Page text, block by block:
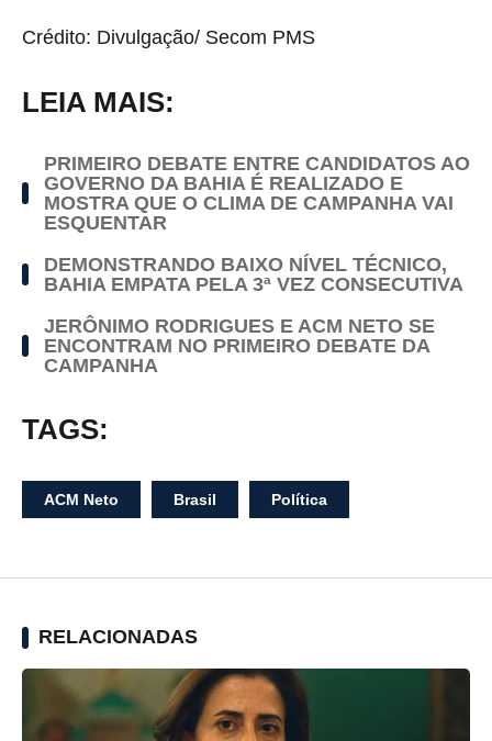
Crédito: Divulgação/ Secom PMS
LEIA MAIS:
PRIMEIRO DEBATE ENTRE CANDIDATOS AO
GOVERNO DA BAHIA É REALIZADO E
MOSTRA QUE O CLIMA DE CAMPANHA VAI
ESQUENTAR
DEMONSTRANDO BAIXO NÍVEL TÉCNICO,
BAHIA EMPATA PELA 3ª VEZ CONSECUTIVA
JERÔNIMO RODRIGUES E ACM NETO SE
ENCONTRAM NO PRIMEIRO DEBATE DA
CAMPANHA
TAGS:
ACM Neto Brasil Política
RELACIONADAS